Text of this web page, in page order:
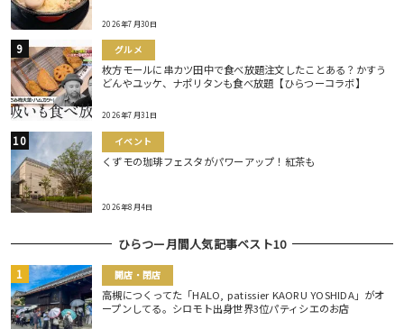
2026年7月30日
グルメ
枚方モールに串カツ田中で食べ放題注文したことある？かすう
どんやユッケ、ナポリタンも食べ放題【ひらつーコラボ】
2026年7月31日
イベント
くずモの珈琲フェスタがパワーアップ！紅茶も
2026年8月4日
ひらつー月間人気記事ベスト10
開店・閉店
高槻につくってた「HALO, patissier KAORU YOSHIDA」がオ
ープンしてる。シロモト出身世界3位パティシエのお店